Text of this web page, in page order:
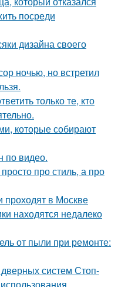
посреди
дизайна своего
ночью, но встретил
только те, кто
которые собирают
по видео.
про стиль, а про
проходят в Москве
находятся недалеко
от пыли при ремонте:
систем Стоп-